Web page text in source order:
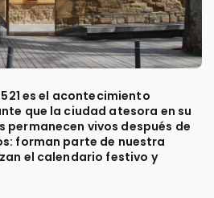
es el acontecimiento
que la ciudad atesora en su
permanecen vivos después de
forman parte de nuestra
el calendario festivo y